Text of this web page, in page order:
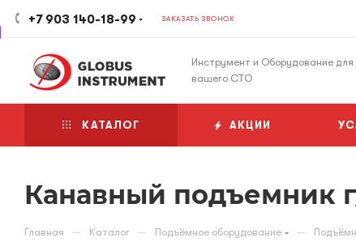
+7 903 140-18-99 ЗАКАЗАТЬ ЗВОНОК
Инструмент и Оборудование для
вашего СТО
КАТАЛОГ АКЦИИ
Канавный подъемник
Главная — Каталог — Подъёмное оборудование —